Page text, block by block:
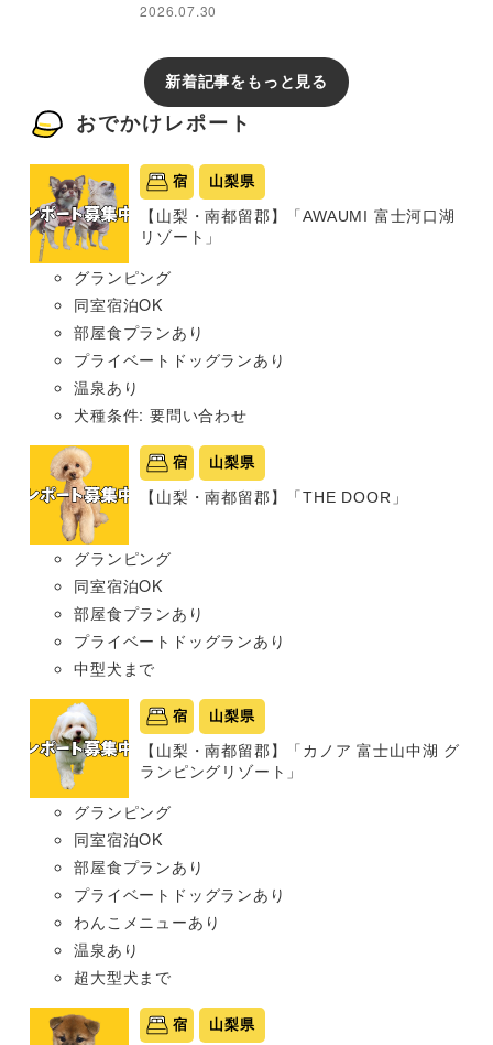
2026.07.30
新着記事をもっと見る
おでかけレポート
宿 山梨県
【山梨・南都留郡】「AWAUMI 富士河口湖
リゾート」
グランピング
同室宿泊OK
部屋食プランあり
プライベートドッグランあり
温泉あり
犬種条件: 要問い合わせ
宿 山梨県
【山梨・南都留郡】「THE DOOR」
グランピング
同室宿泊OK
部屋食プランあり
プライベートドッグランあり
中型犬まで
宿 山梨県
【山梨・南都留郡】「カノア 富士山中湖 グ
ランピングリゾート」
グランピング
同室宿泊OK
部屋食プランあり
プライベートドッグランあり
わんこメニューあり
温泉あり
超大型犬まで
宿 山梨県